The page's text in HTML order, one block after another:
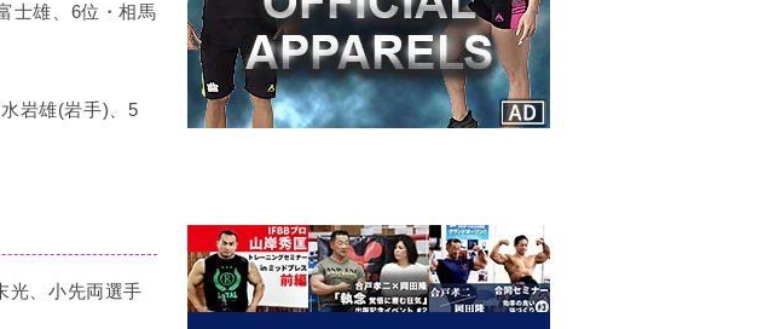
士雄、6位・相馬
岩雄(岩手)、5
光、小先両選手